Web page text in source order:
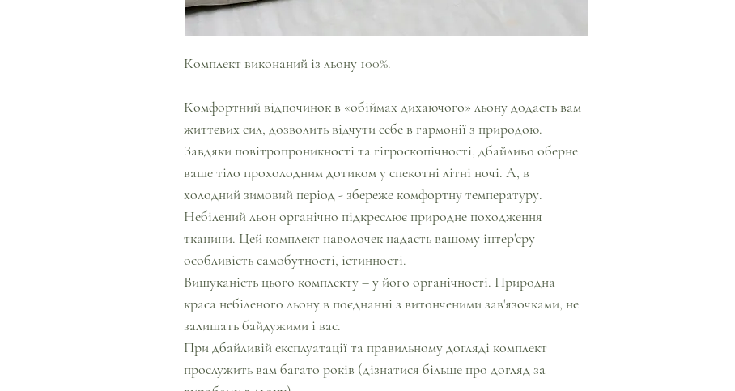
Комплект виконаний із льону 100%.
Комфортний відпочинок в «обіймах дихаючого» льону додасть вам
життєвих сил, дозволить відчути себе в гармонії з природою.
Завдяки повітропроникності та гігроскопічності, дбайливо оберне
ваше тіло прохолодним дотиком у спекотні літні ночі. А, в
холодний зимовий період - збереже комфортну температуру.
Небілений льон органічно підкреслює природне походження
тканини. Цей комплект наволочек надасть вашому інтер'єру
особливість самобутності, істинності.
Вишуканість цього комплекту – у його органічності. Природна
краса небіленого льону в поєднанні з витонченими зав'язочками, не
залишать байдужими і вас.
При дбайливій експлуатації та правильному догляді комплект
прослужить вам багато років (дізнатися більше про догляд за